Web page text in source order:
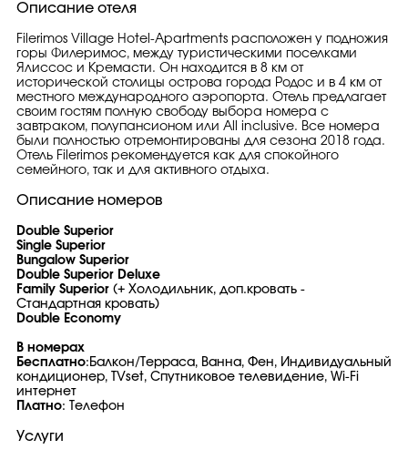
Описание отеля
Filerimos Village Hotel-Apartments расположен у подножия
горы Филеримос, между туристическими поселками
Ялиссос и Кремасти. Он находится в 8 км от
исторической столицы острова города Родос и в 4 км от
местного международного аэропорта. Отель предлагает
своим гостям полную свободу выбора номера с
завтраком, полупансионом или All inclusive. Все номера
были полностью отремонтированы для сезона 2018 года.
Отель Filerimos рекомендуется как для спокойного
семейного, так и для активного отдыха.
Описание номеров
Double Superior
Single Superior
Bungalow Superior
Double Superior Deluxe
Family Superior (+ Холодильник, доп.кровать -
Стандартная кровать)
Double Economy
В номерах
Бесплатно:Балкон/Терраса, Ванна, Фен, Индивидуальный
кондиционер, TVset, Спутниковое телевидение, Wi-Fi
интернет
Платно: Телефон
Услуги